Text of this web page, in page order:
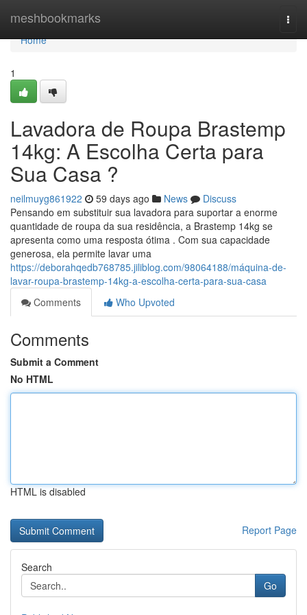
meshbookmarks
Home
Home
1
Lavadora de Roupa Brastemp
14kg: A Escolha Certa para
Sua Casa ?
neilmuyg861922 59 days ago News
Discuss
Pensando em substituir sua lavadora para suportar a enorme
quantidade de roupa da sua residência, a Brastemp 14kg se
apresenta como uma resposta ótima . Com sua capacidade
generosa, ela permite lavar uma
https://deborahqedb768785.jiliblog.com/98064188/máquina-de-
lavar-roupa-brastemp-14kg-a-escolha-certa-para-sua-casa
Comments
Who Upvoted
Comments
Submit a Comment
No HTML
HTML is disabled
Report Page
Search
Go